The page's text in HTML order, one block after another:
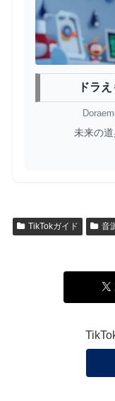
ドラ
未来の
TikTokガイド 音